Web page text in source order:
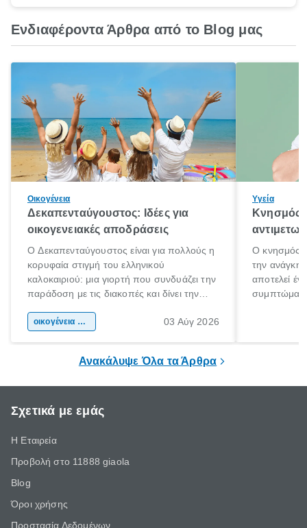
Ενδιαφέροντα Άρθρα από το Blog μας
Οικογένεια
Δεκαπενταύγουστος: Ιδέες για
οικογενειακές αποδράσεις
Ο Δεκαπενταύγουστος είναι για πολλούς η
κορυφαία στιγμή του ελληνικού
καλοκαιριού: μια γιορτή που συνδυάζει την
παράδοση με τις διακοπές και δίνει την
χώρας. Είτε πρόκειται για λίγες μέρες
οικογένεια & παιδί 03 Αύγ 2026
Υγεία
Κνησμός:
Ο κνησμός
την ανάγκη
αποτελεί
Ανακάλυψε Όλα τα Άρθρα
Σχετικά με εμάς
Η Εταιρεία
Προβολή στο 11888 giaola
Blog
Όροι χρήσης
Προστασία Δεδομένων